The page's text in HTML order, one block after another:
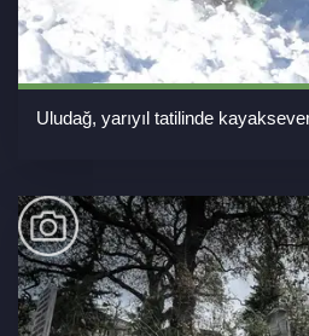
Uludağ, yarıyıl tatilinde